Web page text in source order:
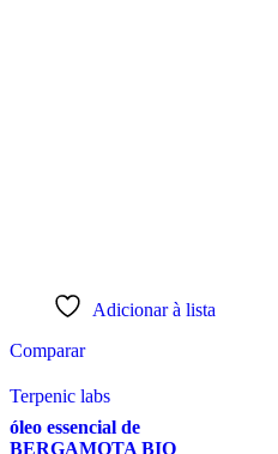
Adicionar à lista
Comparar
Terpenic labs
óleo essencial de
BERGAMOTA BIO